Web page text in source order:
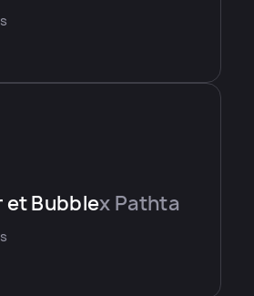
et Bubblex Pathta